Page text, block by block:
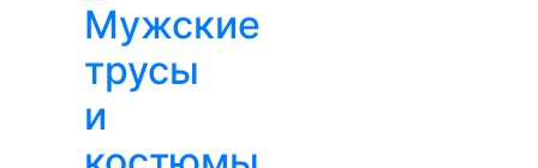
Мужские
трусы
и